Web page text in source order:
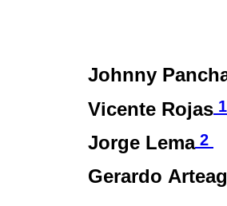
Johnny
Vicente Rojas 1
Jorge Lema 2
Gerardo